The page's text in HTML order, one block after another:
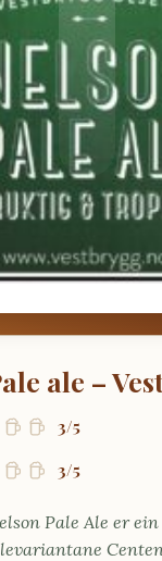
ale –
3/5
3/5
Pale Ale er